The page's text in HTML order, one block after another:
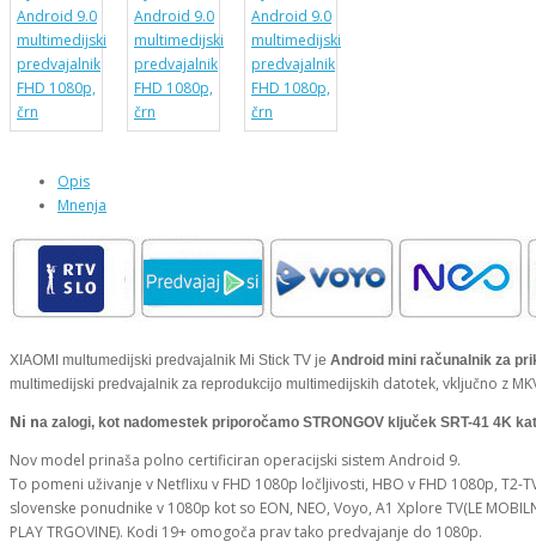
Opis
Mnenja
XIAOMI multumedijski predvajalnik Mi Stick TV je Android mini računalnik za
multimedijski predvajalnik za reprodukcijo multimedijskih datotek, vključno z
Ni na zalogi, kot nadomestek priporočamo STRONGOV ključek SRT-41 4K k
Nov model prinaša polno certificiran operacijski sistem Android 9.
To pomeni uživanje v Netflixu v FHD 1080p ločljivosti, HBO v FHD 1080p, T2-
slovenske ponudnike v 1080p kot so EON, NEO, Voyo, A1 Xplore TV(LE
PLAY TRGOVINE). Kodi 19+ omogoča prav tako predvajanje do 1080p.